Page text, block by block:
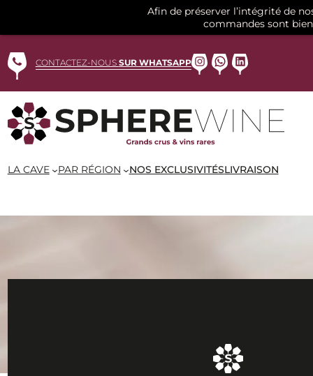
au
contenuCONTACTEZ-NOUS SUR WHATSAPPInstagram
WhatsApp
LinkedIn
LA CAVE PAR RÉGION NOS EXCLUSIVITÉSLIVRAISON
Afin de préserver l’intégrité de
commandes sont